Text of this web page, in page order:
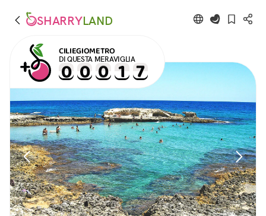
SHARRYLAND
CILIEGIOMETRO
DI QUESTA MERAVIGLIA